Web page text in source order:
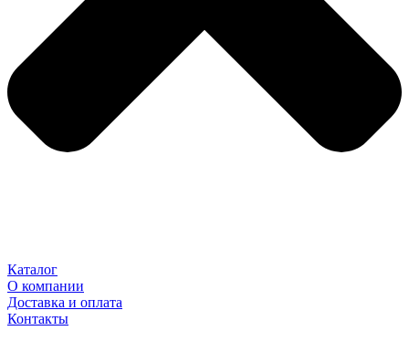
Каталог
О компании
Доставка и оплата
Контакты